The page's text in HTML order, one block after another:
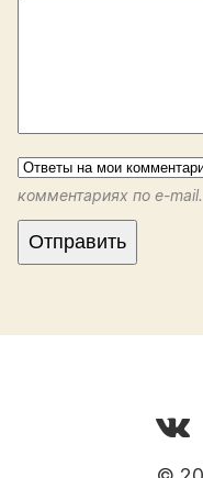
комментариях по e-mail.